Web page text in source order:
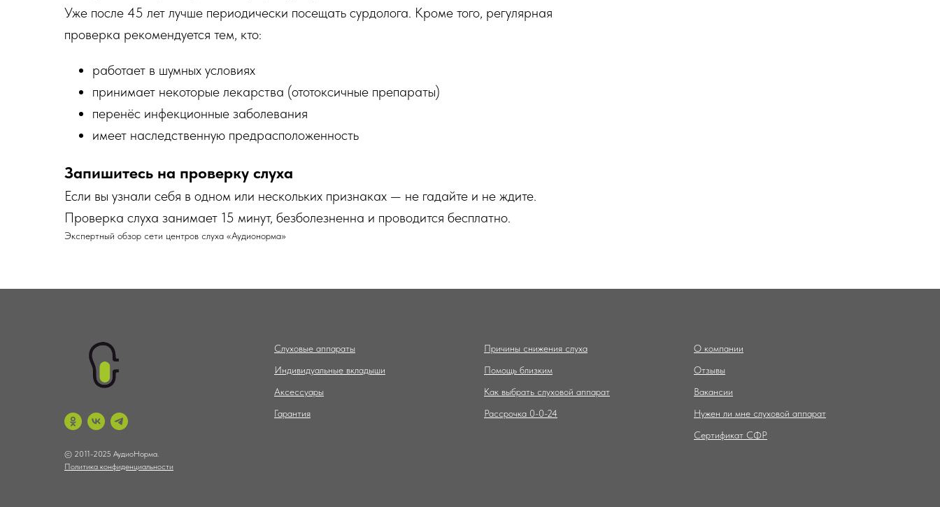
Уже после 45 лет лучше периодически посещать сурдолога. Кроме того, регулярная
проверка рекомендуется тем, кто:
работает в шумных условиях
принимает некоторые лекарства (ототоксичные препараты)
перенёс инфекционные заболевания
имеет наследственную предрасположенность
Запишитесь на проверку слуха
Если вы узнали себя в одном или нескольких признаках — не гадайте и не ждите.
Проверка слуха занимает 15 минут, безболезненна и проводится бесплатно.
Экспертный обзор сети центров слуха «Аудионорма»
© 2011-2025 АудиоНорма.
Политика конфиденциальности
Слуховые аппараты
Индивидуальные вкладыши
Аксессуары
Гарантия
Причины снижения слуха
Помощь близким
Как выбрать слуховой аппарат
Рассрочка 0-0-24
О компании
Отзывы
Вакансии
Нужен ли мне слуховой аппарат
Сертификат СФР